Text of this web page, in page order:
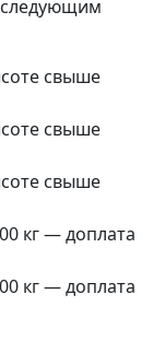
следующим
свыше
свыше
свыше
кг — доплата
кг — доплата